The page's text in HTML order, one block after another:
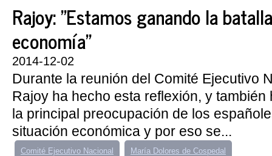
Rajoy: "Estamos ganando la
economía"
2014-12-02
Durante la reunión del Comité Ejecutivo
Rajoy ha hecho esta reflexión, y también
la principal preocupación de los
situación económica y por eso se...
Comité Ejecutivo Nacional María Dolores de Cospedal